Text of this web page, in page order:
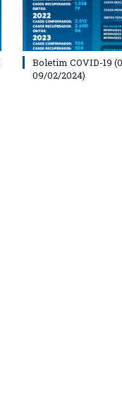
Boletim COVID-19
09/02/2024)